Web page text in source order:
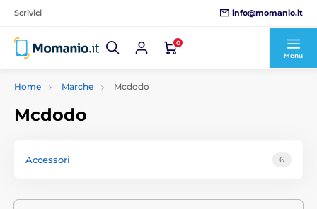
Scrivici info@momanio.it
0
Menu
Home Marche Mcdodo
Mcdodo
Accessori 6